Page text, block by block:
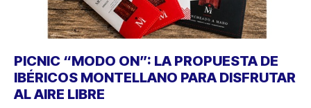
PICNIC “MODO ON”: LA PROPUESTA DE
IBÉRICOS MONTELLANO PARA DISFRUTAR
AL AIRE LIBRE